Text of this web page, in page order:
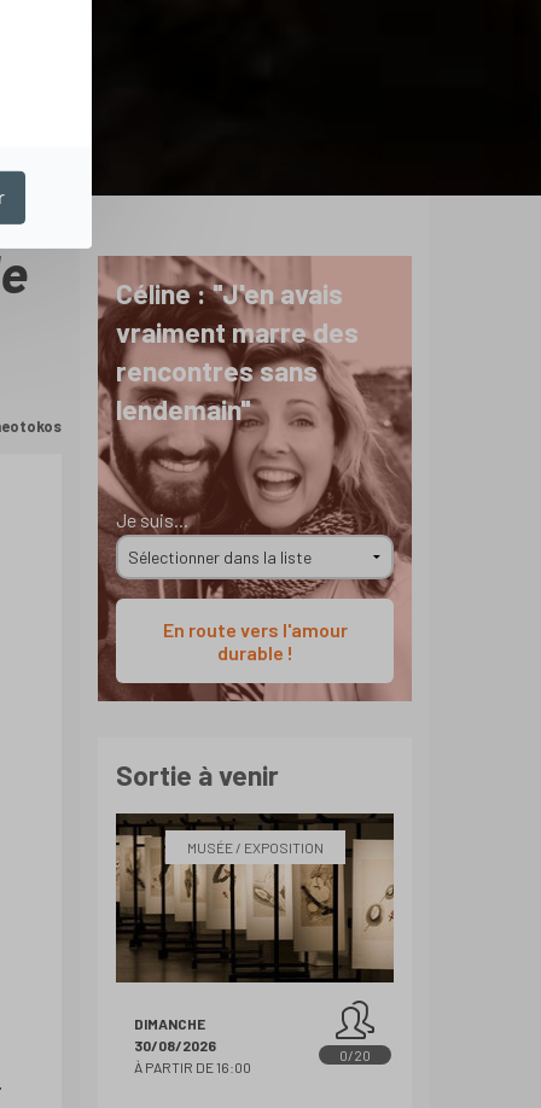
Céline : "J'en avais
vraiment marre des
rencontres sans
lendemain"
Je suis...
En route vers l'amour
durable !
Sortie à venir
MUSÉE / EXPOSITION
DIMANCHE
30/08/2026
À PARTIR DE 16:00
0/20